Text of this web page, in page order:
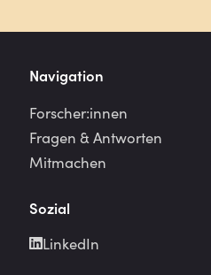
Navigation
Forscher:innen
Fragen & Antworten
Mitmachen
Sozial
LinkedIn